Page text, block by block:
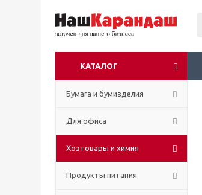
КАТАЛОГ
Бумага и бумизделия
Для офиса
Хозтовары и химия
Продукты питания